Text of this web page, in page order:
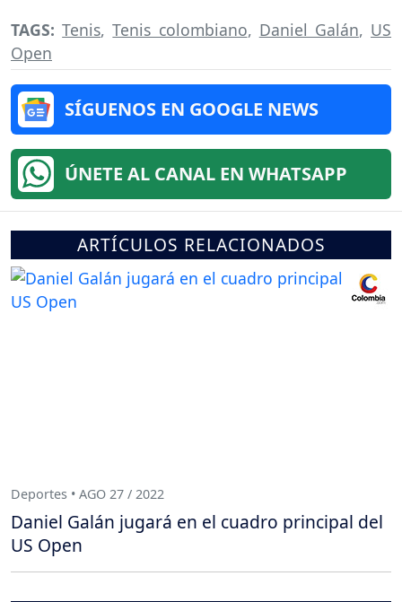
TAGS:Tenis,Tenis colombiano, Daniel Galán, US
Open
SÍGUENOS EN GOOGLE NEWS
ÚNETE AL CANAL EN WHATSAPP
ARTÍCULOS RELACIONADOS
Deportes • AGO 27 / 2022
Daniel Galán jugará en el cuadro principal del
US Open